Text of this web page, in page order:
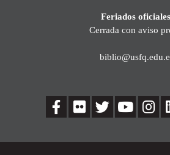
Feriados
Cerrada con aviso